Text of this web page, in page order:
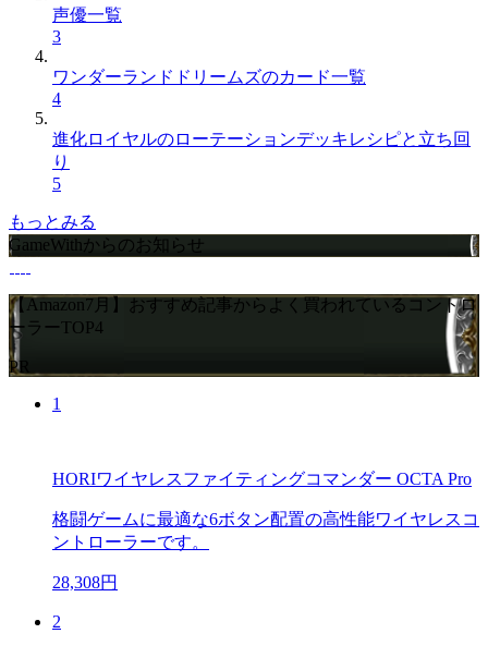
声優一覧
3
ワンダーランドドリームズのカード一覧
4
進化ロイヤルのローテーションデッキレシピと立ち回
り
5
もっとみる
GameWithからのお知らせ
【Amazon7月】おすすめ記事からよく買われているコントロ
ーラーTOP4
PR
1
HORIワイヤレスファイティングコマンダー OCTA Pro
格闘ゲームに最適な6ボタン配置の高性能ワイヤレスコ
ントローラーです。
28,308円
2